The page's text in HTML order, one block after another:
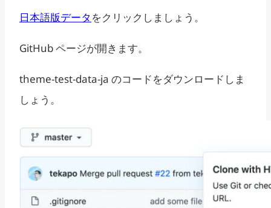
日本語版データ をクリックしましょう。
GitHub ページが開きます。
theme-test-data-ja のコードをダウンロードしま
しょう。